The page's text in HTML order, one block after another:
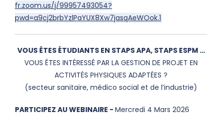
fr.zoom.us/j/99957493054?
pwd=a9cj2brbYzlPaYUX8Xw7jasqAeWOok.1
VOUS ÊTES ÉTUDIANTS EN STAPS APA, STAPS ESPM …
VOUS ÊTES INTÉRESSÉ PAR LA GESTION DE PROJET EN
ACTIVITÉS PHYSIQUES ADAPTÉES ?
(secteur sanitaire, médico social et de l’industrie)
PARTICIPEZ AU WEBINAIRE - Mercredi 4 Mars 2026